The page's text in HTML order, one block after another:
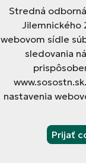
Stredná
Jilemnického
webovom sídle
sledovania
nastavenia
Prijať